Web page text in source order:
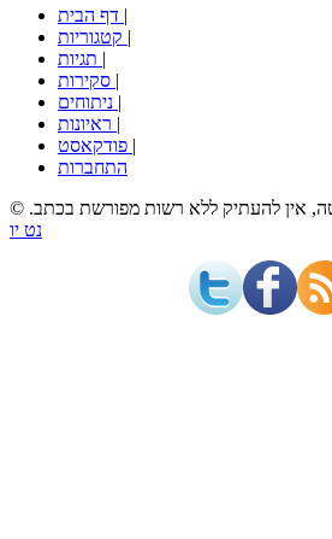
|
|
|
|
|
|
|
התחברות
אין להעתיק ללא רשות מפורשת בכתב.
נט יו